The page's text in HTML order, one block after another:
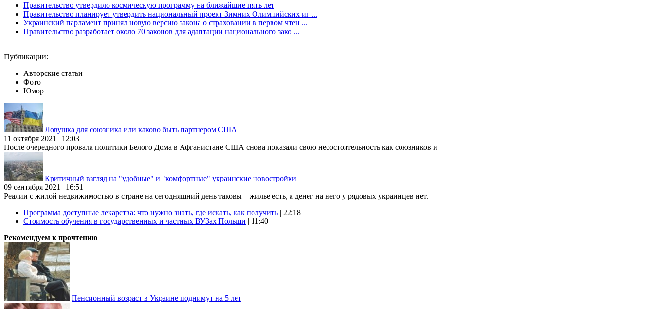
Правительство утвердило космическую программу на ближайшие пять лет
Правительство планирует утвердить национальный проект Зимних Олимпийских иг ...
Украинский парламент принял новую версию закона о страховании в первом чтен ...
Правительство разработает около 70 законов для адаптации национального зако ...
Публикации:
Авторские статьи
Фото
Юмор
Ловушка для союзника или каково быть партнером США
11 октября 2021 | 12:03
После очередного провала политики Белого Дома в Афганистане США снова показали свою несостоятельность как союзников и
Критичный взгляд на "удобные" и "комфортные" украинские новостройки
09 сентября 2021 | 16:51
Реалии с жилой недвижимостью в стране на сегодняшний день таковы – жилье есть, а денег на него у рядовых украинцев нет.
Программа доступные лекарства: что нужно знать, где искать, как получить | 22:18
Стоимость обучения в государственных и частных ВУЗах Польши | 11:40
Рекомендуем к прочтению
Пенсионный возраст в Украине поднимут на 5 лет